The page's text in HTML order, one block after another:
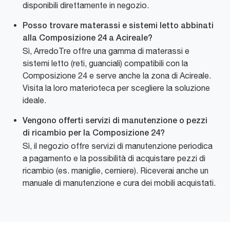
disponibili direttamente in negozio.
Posso trovare materassi e sistemi letto abbinati
alla Composizione 24 a Acireale?
Sì, ArredoTre offre una gamma di materassi e
sistemi letto (reti, guanciali) compatibili con la
Composizione 24 e serve anche la zona di Acireale.
Visita la loro materioteca per scegliere la soluzione
ideale.
Vengono offerti servizi di manutenzione o pezzi
di ricambio per la Composizione 24?
Sì, il negozio offre servizi di manutenzione periodica
a pagamento e la possibilità di acquistare pezzi di
ricambio (es. maniglie, cerniere). Riceverai anche un
manuale di manutenzione e cura dei mobili acquistati.